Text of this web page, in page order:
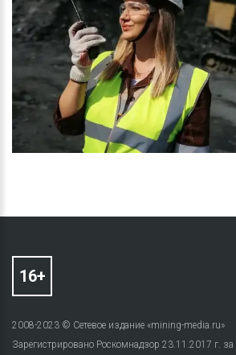
2008-2023 © Сетевое издание «mining-media.ru»
Зарегистрировано Роскомнадзор 23.11.2017 г.